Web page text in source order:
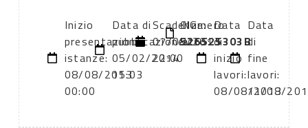
Inizio
presentazione
istanze:
08/08/2013
00:00
Data di
pubblicazione:
05/02/2014
15:03
Scadenza:
07/08/2013
22:00
Numero
atto:
CIG:
526525303B
Data
di
inizio
lavori:
08/08/2013
Data
di
fine
lavori:
11/08/